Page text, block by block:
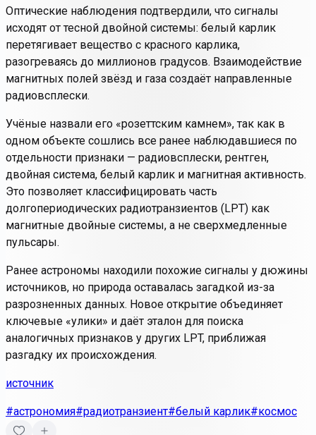
Оптические наблюдения подтвердили, что сигналы
исходят от тесной двойной системы: белый карлик
перетягивает вещество с красного карлика,
разогреваясь до миллионов градусов. Взаимодействие
магнитных полей звёзд и газа создаёт направленные
радиовсплески.
Учёные назвали его «розеттским камнем», так как в
одном объекте сошлись все ранее наблюдавшиеся по
отдельности признаки — радиовсплески, рентген,
двойная система, белый карлик и магнитная активность.
Это позволяет классифицировать часть
долгопериодических радиотранзиентов (LPT) как
магнитные двойные системы, а не сверхмедленные
пульсары.
Ранее астрономы находили похожие сигналы у дюжины
источников, но природа оставалась загадкой из-за
разрозненных данных. Новое открытие объединяет
ключевые «улики» и даёт эталон для поиска
аналогичных признаков у других LPT, приближая
разгадку их происхождения.
источник
#астрономия#радиотранзиент#белый карлик#космос